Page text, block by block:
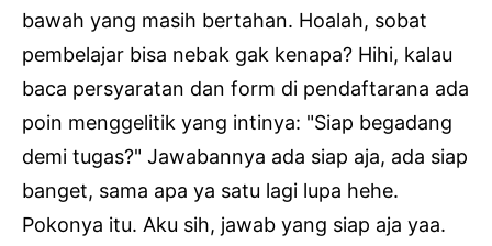
bawah yang masih bertahan. Hoalah, sobat
pembelajar bisa nebak gak kenapa? Hihi, kalau
baca persyaratan dan form di pendaftarana ada
poin menggelitik yang intinya: "Siap begadang
demi tugas?" Jawabannya ada siap aja, ada siap
banget, sama apa ya satu lagi lupa hehe.
Pokonya itu. Aku sih, jawab yang siap aja yaa.